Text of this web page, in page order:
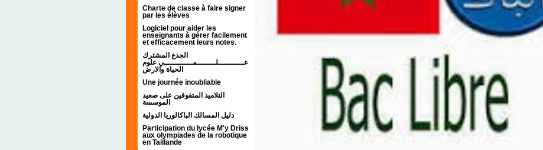
Charte de classe à faire signer
par les élèves
Logiciel pour aider les
enseignants à gérer facilement
et efficacement leurs notes.
الجذع المشترك
عـــــــــــلــــــــمــــــــــــي علوم
الحياة والارض
Une journée inoubliable
التلاميذ المتفوقين على صعيد
الموسسة
دليل المسالك الباكالوريا الدولية
Participation du lycée M'y Driss
aux olympiades de la robotique
en Taillande